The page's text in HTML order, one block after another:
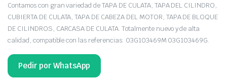
Contamos con gran variedad de TAPA DE CULATA, TAPA DEL CILINDRO,
CUBIERTA DE CULATA, TAPA DE CABEZA DEL MOTOR, TAPA DE BLOQUE
DE CILINDROS, CARCASA DE CULATA. Totalmente nuevo y de alta
calidad, compatible con las referencias: 03G103469M 03G103469G.
Pedir por WhatsApp